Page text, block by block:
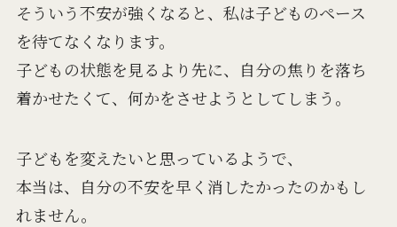
そういう不安が強くなると、私は子どものペース
を待てなくなります。
子どもの状態を見るより先に、自分の焦りを落ち
着かせたくて、何かをさせようとしてしまう。
子どもを変えたいと思っているようで、
本当は、自分の不安を早く消したかったのかもし
れません。